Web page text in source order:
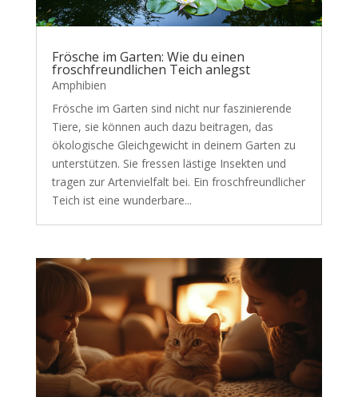
Frösche im Garten: Wie du einen
froschfreundlichen Teich anlegst
Amphibien
Frösche im Garten sind nicht nur faszinierende
Tiere, sie können auch dazu beitragen, das
ökologische Gleichgewicht in deinem Garten zu
unterstützen. Sie fressen lästige Insekten und
tragen zur Artenvielfalt bei. Ein froschfreundlicher
Teich ist eine wunderbare...